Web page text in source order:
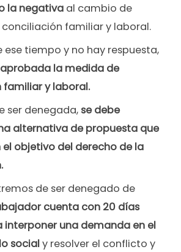
la negativa al cambio de
familiar y laboral.
ese tiempo y no hay respuesta,
la medida de
y laboral.
ser denegada, se debe
alternativa de propuesta que
objetivo del derecho de la
de ser denegado de
cuenta con 20 días
interponer una demanda en el
socialy resolver el conflicto y